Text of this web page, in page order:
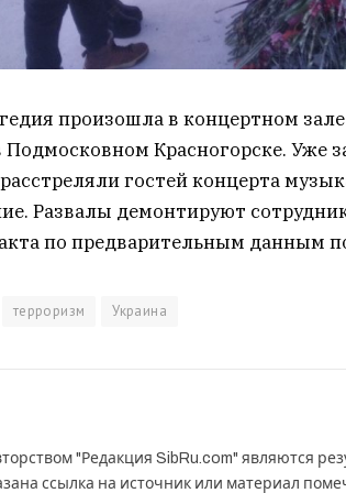
произошла в концертном зале
Красногорске. Уже
гостей концерта
Развалы демонтируют
по предварительным данным
терроризм Украина
"Редакция SibRu.com" являются
ссылка на источник или материал